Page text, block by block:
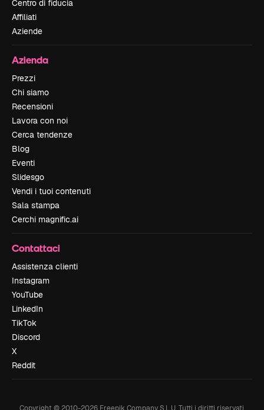
Centro di fiducia
Affiliati
Aziende
Azienda
Prezzi
Chi siamo
Recensioni
Lavora con noi
Cerca tendenze
Blog
Eventi
Slidesgo
Vendi i tuoi contenuti
Sala stampa
Cerchi magnific.ai
Contattaci
Assistenza clienti
Instagram
YouTube
LinkedIn
TikTok
Discord
X
Reddit
Copyright © 2010-2026Freepik Company S.L.U. Tutti i diritti riservati